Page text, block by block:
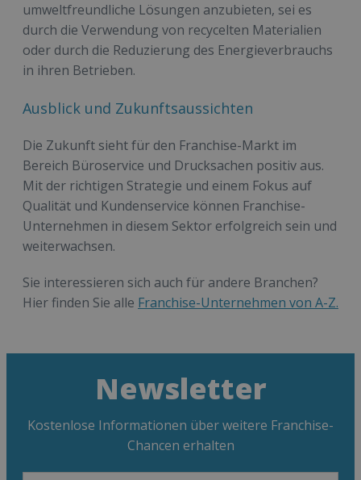
umweltfreundliche Lösungen anzubieten, sei es
durch die Verwendung von recycelten Materialien
oder durch die Reduzierung des Energieverbrauchs
in ihren Betrieben.
Ausblick und Zukunftsaussichten
Die Zukunft sieht für den Franchise-Markt im
Bereich Büroservice und Drucksachen positiv aus.
Mit der richtigen Strategie und einem Fokus auf
Qualität und Kundenservice können Franchise-
Unternehmen in diesem Sektor erfolgreich sein und
weiterwachsen.
Sie interessieren sich auch für andere Branchen?
Hier finden Sie alle Franchise-Unternehmen von A-Z.
Newsletter
Kostenlose Informationen über weitere Franchise-
Chancen erhalten